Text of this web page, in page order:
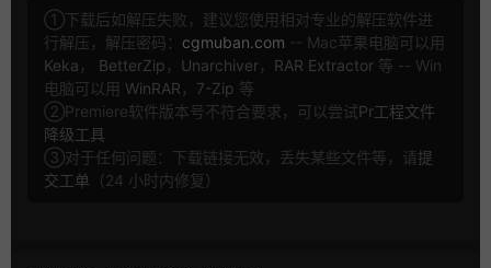
①下载后如解压失败，建议您使用相对专业的解压软件进
行解压，解压密码： cgmuban.com -- Mac苹果电脑可以用
Keka ， BetterZip ， Unarchiver， RAR Extractor 等 -- Win
电脑可以用 WinRAR ， 7-Zip 等
②Premiere软件版本号不符合要求，可以尝试Pr工程文件
降级工具
③对于任何问题：下载链接无效，丢失某些文件等，请提
交工单 （24 小时内修复）